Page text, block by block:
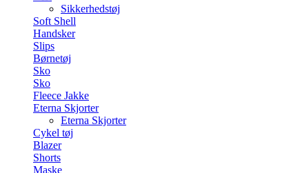
Sikkerhedstøj
Soft Shell
Handsker
Slips
Børnetøj
Sko
Sko
Fleece Jakke
Eterna Skjorter
Eterna Skjorter
Cykel tøj
Blazer
Shorts
Maske